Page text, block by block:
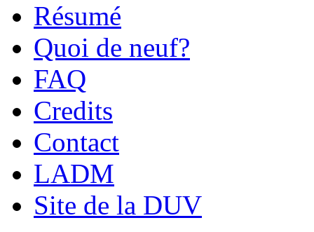
Résumé
Quoi de neuf?
FAQ
Credits
Contact
LADM
Site de la DUV